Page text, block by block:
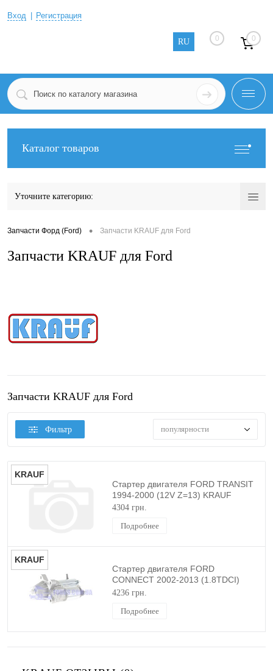
Вход Регистрация
RU 0 0
Каталог товаров
Уточните категорию:
Запчасти Форд (Ford) • Запчасти KRAUF для Ford
Запчасти KRAUF для Ford
Запчасти KRAUF для Ford
Фильтр популярности
KRAUF
Стартер двигателя FORD TRANSIT
1994-2000 (12V Z=13) KRAUF
4304 грн.
Подробнее
KRAUF
Стартер двигателя FORD
CONNECT 2002-2013 (1.8TDCI)
KRAUF
4236 грн.
Подробнее